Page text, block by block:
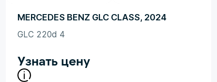
MERCEDES BENZ GLC CLASS, 2024
GLC 220d 4
Узнать цену